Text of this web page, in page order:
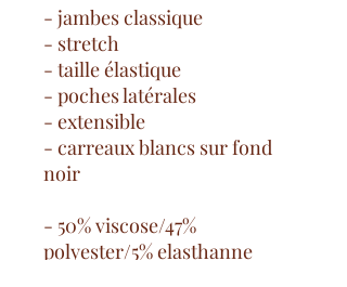
- jambes classique
- stretch
- taille élastique
- poches latérales
- extensible
- carreaux blancs sur fond
noir
- 50% viscose/47%
polyester/5% elasthanne